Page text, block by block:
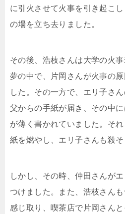
に引火させて火事を引き起こ
の場を立ち去りました。
その後、浩枝さんは大学の火事
夢の中で、片岡さんが火事の
した。その一方で、エリ子さ
父からの手紙が届き、その中
が薄く書かれていました。そ
紙を燃やし、エリ子さんも殺そ
しかし、その時、仲田さんが
つけました。また、浩枝さん
感じ取り、喫茶店で片岡さん